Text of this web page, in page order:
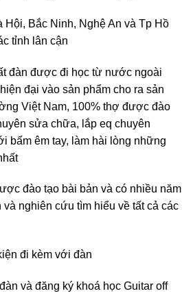
Bắc Ninh, Nghệ An và Tp Hồ
tỉnh lân cận
đàn được đi học từ nước ngoài
đại vào sản phẩm cho ra sản
Việt Nam, 100% thợ được đào
sửa chữa, lắp eq chuyên
bấm êm tay, làm hài lòng những
đào tạo bài bản và có nhiều năm
nghiên cứu tìm hiểu về tất cả các
đi kèm với đàn
và đăng ký khoá học Guitar off